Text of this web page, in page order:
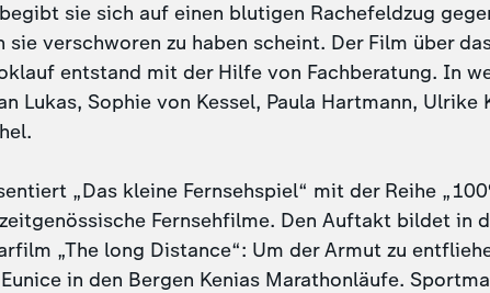
sie sich auf einen blutigen Rachefeldzug
sie verschworen zu haben scheint. Der Film über
entstand mit der Hilfe von Fachberatung. In
Lukas, Sophie von Kessel, Paula Hartmann, Ulrike
„Das kleine Fernsehspiel“ mit der Reihe
Fernsehfilme. Den Auftakt bildet in
„The long Distance“: Um der Armut zu
in den Bergen Kenias Marathonläufe.